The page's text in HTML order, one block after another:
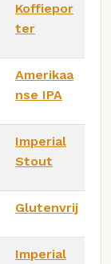
Koffiepor
ter
Amerikaa
nse IPA
Imperial
Stout
Glutenvrij
Imperial